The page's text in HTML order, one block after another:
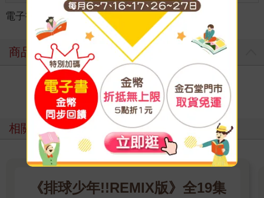
電子書 ＞ 漫畫 ＞ 日系職場運動 ＞ 運動競技
商品評價
寫評價
相關主題
《排球少年!!REMIX版》全19集